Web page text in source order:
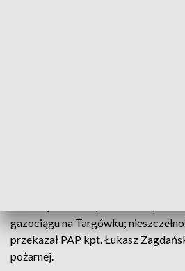
gazociągu na Targówku;
przekazał PAP kpt. Łukasz
pożarnej.